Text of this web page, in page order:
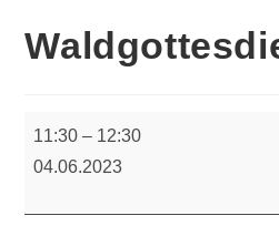
11:30 – 12:30
04.06.2023